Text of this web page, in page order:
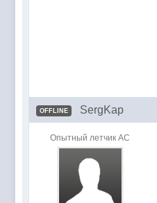
OFFLINE SergKap
Опытный летчик АС